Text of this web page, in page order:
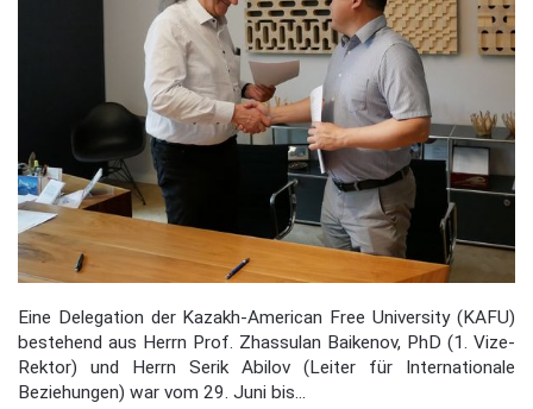
Eine Delegation der Kazakh-American Free University (KAFU)
bestehend aus Herrn Prof. Zhassulan Baikenov, PhD (1. Vize-
Rektor) und Herrn Serik Abilov (Leiter für Internationale
Beziehungen) war vom 29. Juni bis...